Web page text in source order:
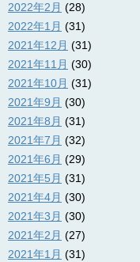
2022年2月 (28)
2022年1月 (31)
2021年12月 (31)
2021年11月 (30)
2021年10月 (31)
2021年9月 (30)
2021年8月 (31)
2021年7月 (32)
2021年6月 (29)
2021年5月 (31)
2021年4月 (30)
2021年3月 (30)
2021年2月 (27)
2021年1月 (31)